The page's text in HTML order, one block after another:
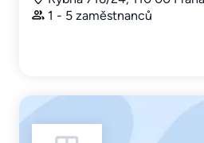
1 - 5 zaměstnanců